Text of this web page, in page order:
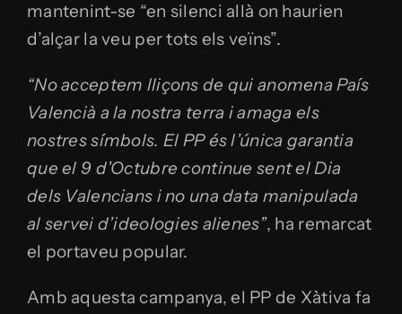
mantenint-se “en silenci allà on haurien
d’alçar la veu per tots els veïns”.
“No acceptem lliçons de qui anomena País
Valencià a la nostra terra i amaga els
nostres símbols. El PP és l’única garantia
que el 9 d’Octubre continue sent el Dia
dels Valencians i no una data manipulada
al servei d’ideologies alienes”, ha remarcat
el portaveu popular.
Amb aquesta campanya, el PP de Xàtiva fa